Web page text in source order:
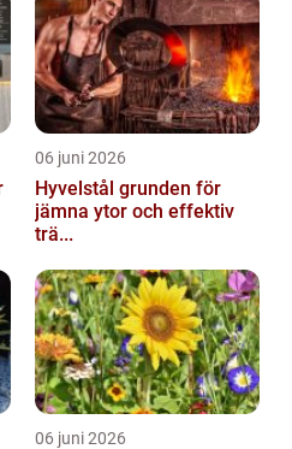
06 juni 2026
Hyvelstål grunden för
jämna ytor och effektiv
trä...
06 juni 2026